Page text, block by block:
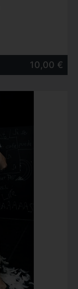
10,00 €